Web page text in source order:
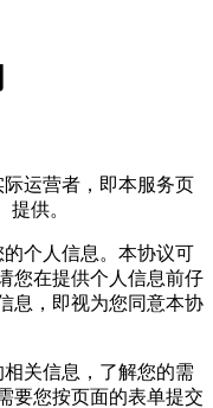
运营者，即本服务页
供。
个人信息。本协议可
您在提供个人信息前仔
息，即视为您同意本协
关信息，了解您的需
要您按页面的表单提交